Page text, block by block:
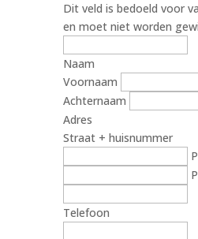
Dit veld is bedoeld voor
en moet niet worden
Naam
Voornaam
Achternaam
Adres
Straat + huisnummer
Telefoon